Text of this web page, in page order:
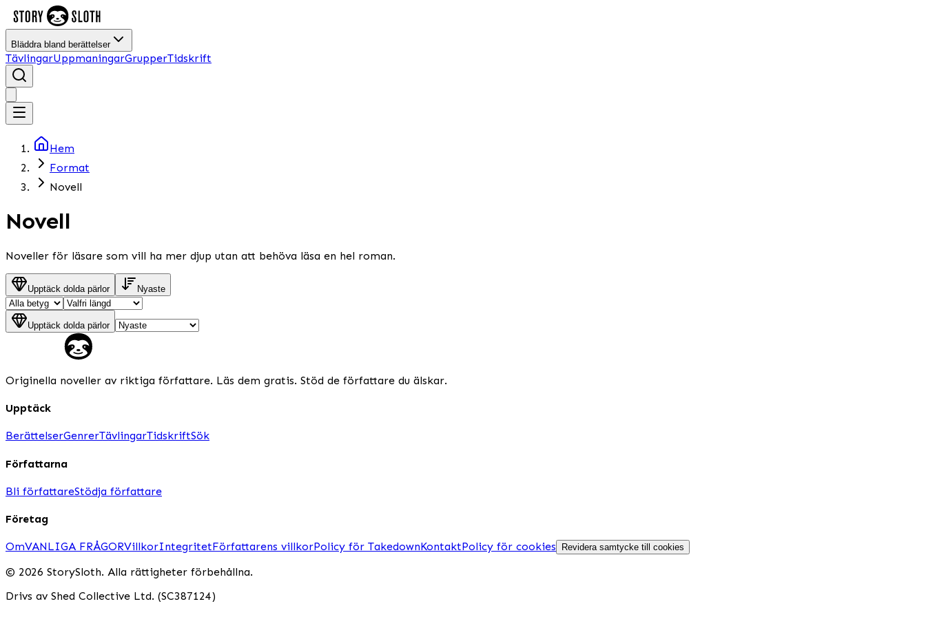
Bläddra bland berättelser
TävlingarUppmaningarGrupperTidskrift
Hem
Format
Novell
Novell
Noveller för läsare som vill ha mer djup utan att behöva läsa en hel roman.
Upptäck dolda pärlor Nyaste
Upptäck dolda pärlor
Originella noveller av riktiga författare. Läs dem gratis. Stöd de författare du älskar.
Upptäck
BerättelserGenrerTävlingarTidskriftSök
Författarna
Bli författareStödja författare
Företag
OmVANLIGA FRÅGORVillkorIntegritetFörfattarens villkorPolicy för TakedownKontaktPolicy för cookies Revidera samtycke till cookies
© 2026 StorySloth. Alla rättigheter förbehållna.
Drivs av Shed Collective Ltd. (SC387124)